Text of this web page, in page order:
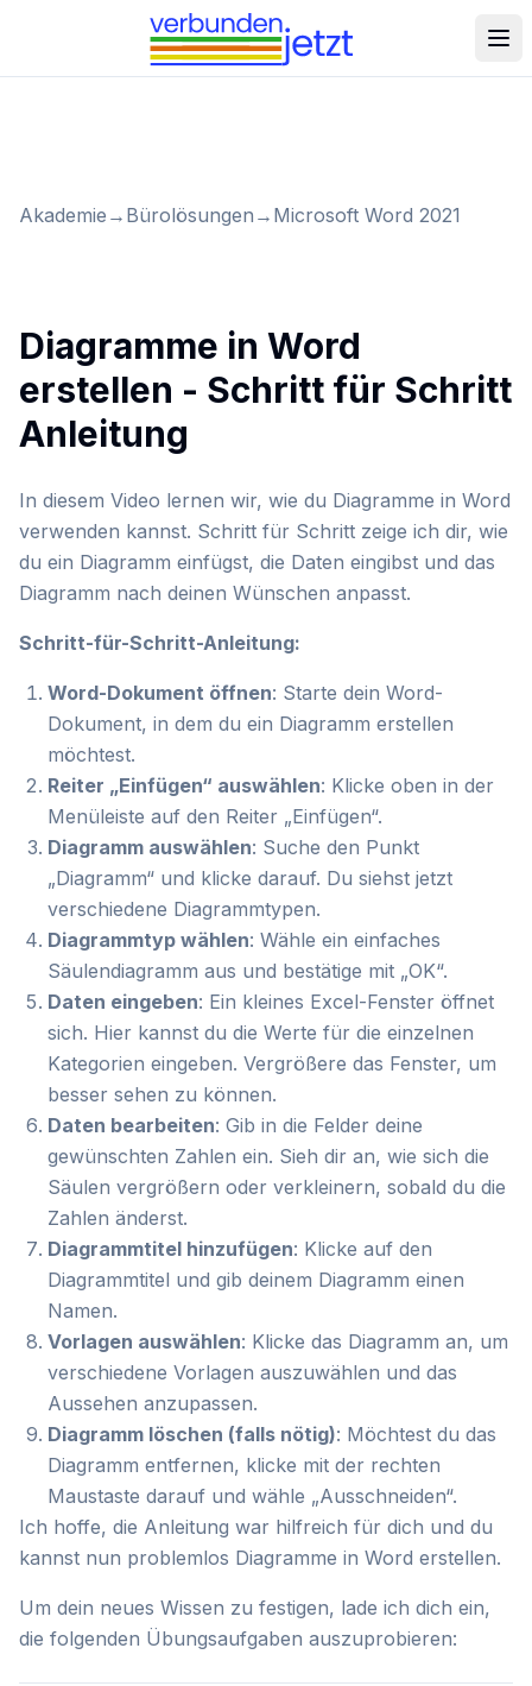
Akademie → Bürolösungen → Microsoft Word 2021
Diagramme in Word
erstellen - Schritt für Schritt
Anleitung
In diesem Video lernen wir, wie du Diagramme in Word
verwenden kannst. Schritt für Schritt zeige ich dir, wie
du ein Diagramm einfügst, die Daten eingibst und das
Diagramm nach deinen Wünschen anpasst.
Schritt-für-Schritt-Anleitung:
Word-Dokument öffnen: Starte dein Word-
Dokument, in dem du ein Diagramm erstellen
möchtest.
Reiter „Einfügen“ auswählen: Klicke oben in der
Menüleiste auf den Reiter „Einfügen“.
Diagramm auswählen: Suche den Punkt
„Diagramm“ und klicke darauf. Du siehst jetzt
verschiedene Diagrammtypen.
Diagrammtyp wählen: Wähle ein einfaches
Säulendiagramm aus und bestätige mit „OK“.
Daten eingeben: Ein kleines Excel-Fenster öffnet
sich. Hier kannst du die Werte für die einzelnen
Kategorien eingeben. Vergrößere das Fenster, um
besser sehen zu können.
Daten bearbeiten: Gib in die Felder deine
gewünschten Zahlen ein. Sieh dir an, wie sich die
Säulen vergrößern oder verkleinern, sobald du die
Zahlen änderst.
Diagrammtitel hinzufügen: Klicke auf den
Diagrammtitel und gib deinem Diagramm einen
Namen.
Vorlagen auswählen: Klicke das Diagramm an, um
verschiedene Vorlagen auszuwählen und das
Aussehen anzupassen.
Diagramm löschen (falls nötig): Möchtest du das
Diagramm entfernen, klicke mit der rechten
Maustaste darauf und wähle „Ausschneiden“.
Ich hoffe, die Anleitung war hilfreich für dich und du
kannst nun problemlos Diagramme in Word erstellen.
Um dein neues Wissen zu festigen, lade ich dich ein,
die folgenden Übungsaufgaben auszuprobieren: